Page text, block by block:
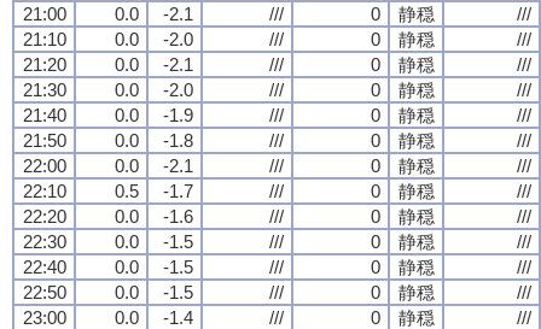
21:00
0.0 -2.1 /// 0 静穏
///
21:10
0.0 -2.0 /// 0 静穏
///
21:20
0.0 -2.1 /// 0 静穏
///
21:30
0.0 -2.0 /// 0 静穏
///
21:40
0.0 -1.9 /// 0 静穏
///
21:50
0.0 -1.8 /// 0 静穏
///
22:00
0.0 -2.1 /// 0 静穏
///
22:10
0.5 -1.7 /// 0 静穏
///
22:20
0.0 -1.6 /// 0 静穏
///
22:30
0.0 -1.5 /// 0 静穏
///
22:40
0.0 -1.5 /// 0 静穏
///
22:50
0.0 -1.5 /// 0 静穏
///
23:00
0.0 -1.4 /// 0 静穏
///